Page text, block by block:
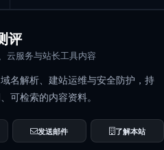
评
云服务与站长工具内容
名解析、建站运维与安全防护，持
可检索的内容资料。
发送邮件 了解本站